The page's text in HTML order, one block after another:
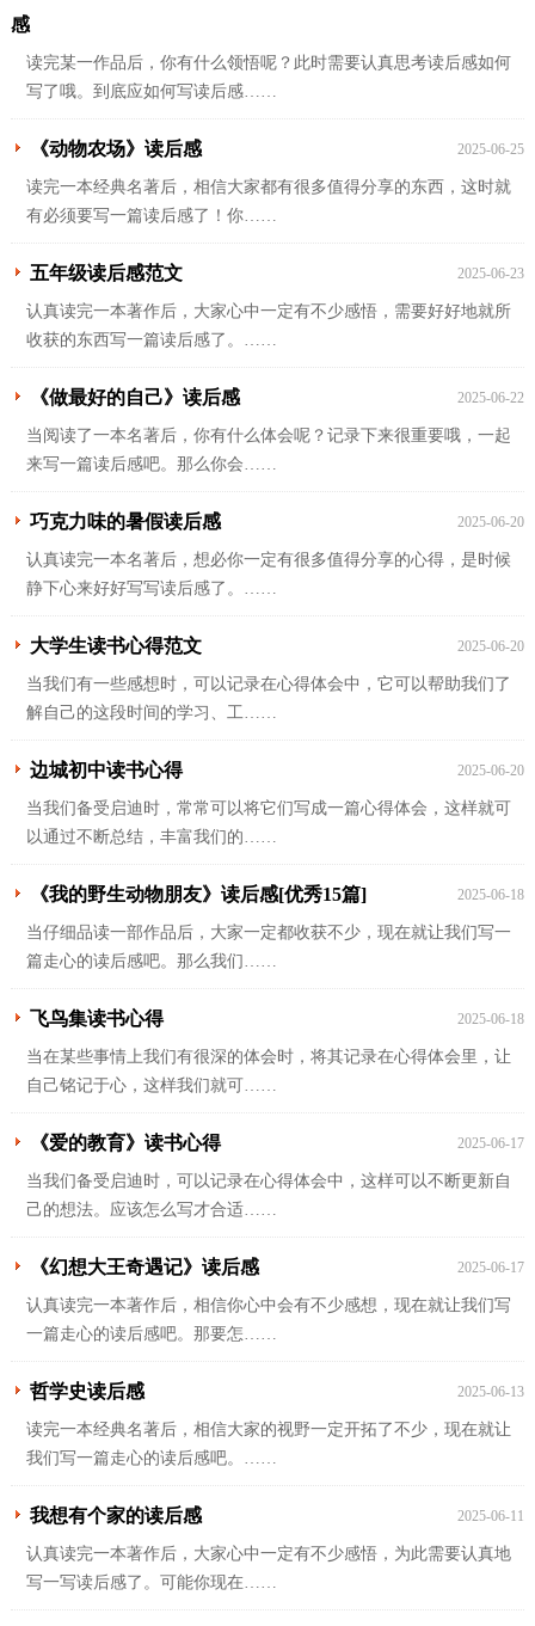
感
读完某一作品后，你有什么领悟呢？此时需要认真思考读后感如何
写了哦。到底应如何写读后感……
《动物农场》读后感 2025-06-25
读完一本经典名著后，相信大家都有很多值得分享的东西，这时就
有必须要写一篇读后感了！你……
五年级读后感范文 2025-06-23
认真读完一本著作后，大家心中一定有不少感悟，需要好好地就所
收获的东西写一篇读后感了。……
《做最好的自己》读后感 2025-06-22
当阅读了一本名著后，你有什么体会呢？记录下来很重要哦，一起
来写一篇读后感吧。那么你会……
巧克力味的暑假读后感 2025-06-20
认真读完一本名著后，想必你一定有很多值得分享的心得，是时候
静下心来好好写写读后感了。……
大学生读书心得范文 2025-06-20
当我们有一些感想时，可以记录在心得体会中，它可以帮助我们了
解自己的这段时间的学习、工……
边城初中读书心得 2025-06-20
当我们备受启迪时，常常可以将它们写成一篇心得体会，这样就可
以通过不断总结，丰富我们的……
《我的野生动物朋友》读后感[优秀15篇] 2025-06-18
当仔细品读一部作品后，大家一定都收获不少，现在就让我们写一
篇走心的读后感吧。那么我们……
飞鸟集读书心得 2025-06-18
当在某些事情上我们有很深的体会时，将其记录在心得体会里，让
自己铭记于心，这样我们就可……
《爱的教育》读书心得 2025-06-17
当我们备受启迪时，可以记录在心得体会中，这样可以不断更新自
己的想法。应该怎么写才合适……
《幻想大王奇遇记》读后感 2025-06-17
认真读完一本著作后，相信你心中会有不少感想，现在就让我们写
一篇走心的读后感吧。那要怎……
哲学史读后感 2025-06-13
读完一本经典名著后，相信大家的视野一定开拓了不少，现在就让
我们写一篇走心的读后感吧。……
我想有个家的读后感 2025-06-11
认真读完一本著作后，大家心中一定有不少感悟，为此需要认真地
写一写读后感了。可能你现在……